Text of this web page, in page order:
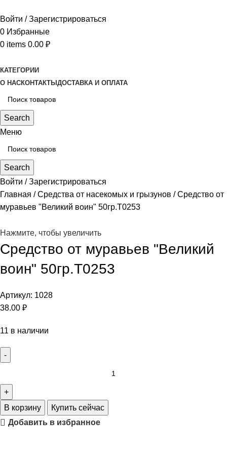
Войти / Зарегистрироваться
0 Избранные
0 items 0.00 ₽
КАТЕГОРИИ
О НАСКОНТАКТЫ ДОСТАВКА И ОПЛАТА
Search
Меню
Search
Войти / Зарегистрироваться
Главная
Средства от насекомых и грызунов
Средство от
муравьев "Великий воин" 50гр.Т0253
Нажмите, чтобы увеличить
Средство от муравьев "Великий
воин" 50гр.Т0253
Артикул: 1028
38.00 ₽
11 в наличии
В корзину
Купить сейчас
Добавить в избранное